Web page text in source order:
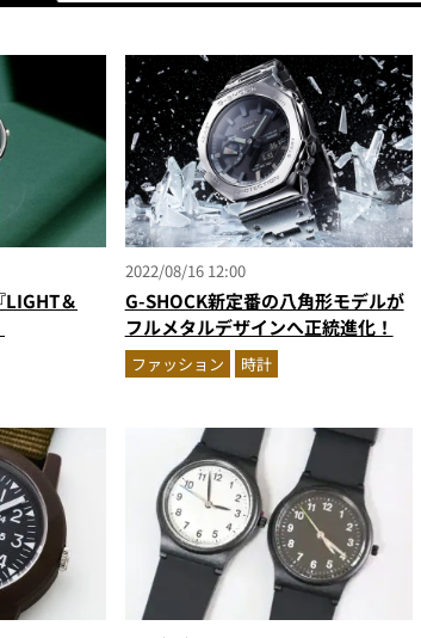
LIGHT＆
2022/08/16 12:00
G-SHOCK新定番の八角形モデルが
フルメタルデザインへ正統進化！
ファッション 時計